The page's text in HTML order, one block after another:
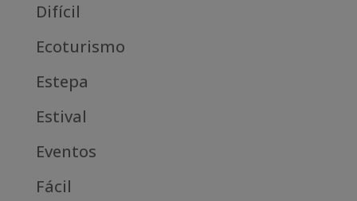
Difícil
Ecoturismo
Estepa
Estival
Eventos
Fácil